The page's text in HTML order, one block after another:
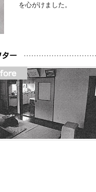
を心がけました。